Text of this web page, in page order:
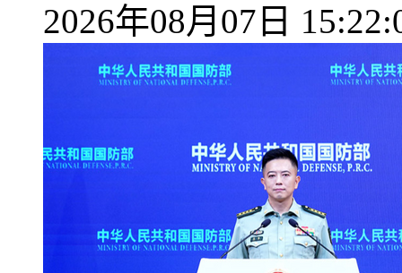
2026年08月07日